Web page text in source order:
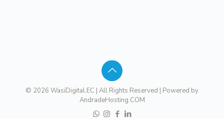
© 2026 WasiDigital.EC | All Rights Reserved | Powered by
AndradeHosting.COM